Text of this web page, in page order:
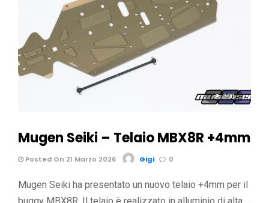
300
Mugen Seiki – Telaio MBX8R +4mm
Posted On 21 Marzo 2026 Gigi 0
Mugen Seiki ha presentato un nuovo telaio +4mm per il